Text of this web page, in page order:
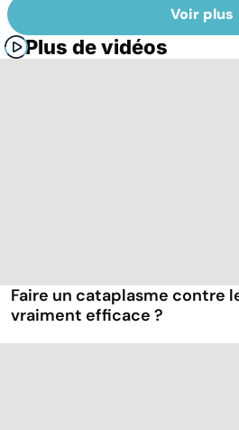
Voir plus
Plus de vidéos
Faire un cataplasme contre
vraiment efficace ?